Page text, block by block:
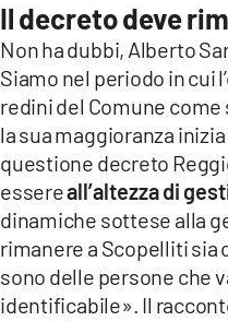
Vai
Il decreto deve
Non ha dubbi, Alberto
Siamo nel periodo in cui
redini del Comune
la sua maggioranza
questione decreto
essereall’altezza di
dinamiche sottese alla
rimanere a Scopelliti sia
sono delle persone che
identificabile». Il